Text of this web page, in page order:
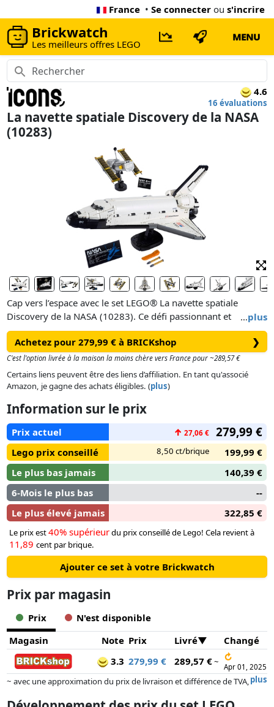
France • Se connecter ou s'incrire
Brickwatch
Les meilleurs offres LEGO
MENU
4.6
16 évaluations
La navette spatiale Discovery de la NASA
(10283)
…plus
Cap vers l’espace avec le set LEGO® La navette spatiale
Discovery de la NASA (10283). Ce défi passionnant et
exigeant de 2 354 pièces vous permet de construire la
navette Discovery et le télescope Hubble, lancé en 1990 lors
de la mission STS-31 de la NASA.
Ce projet détaillé célèbre les exploits fascinants de Discovery.
mission d’exploration dans le cosmos. Ajustez les élevons,
sortez le train d’atterrissage et déployez le bras robot. Le
cockpit s’ouvre pour révéler l’habitacle et le poste de pilotage
avec des sièges pour les 5 membres d’équipage. Le télescope
est équipé de panneaux solaires orientables et d’une trappe.
La navette spatiale et le télescope peuvent être exposés
ensemble ou séparément.
Achetez pour 279,99 € à BRICKshop ❯
C'est l'option livrée à la maison la moins chère vers France pour ~289,57 €
Certains liens peuvent être des liens d’affiliation. En tant qu'associé
Amazon, je gagne des achats éligibles. (plus)
Information sur le prix
Prix actuel ↑ 27,06 € 279,99 €
Lego prix conseillé 8,50 ct/brique
199,99 €
Le plus bas jamais
140,39 €
6-Mois le plus bas
--
Le plus élevé jamais
322,85 €
Le prix est40% supérieurdu prix conseillé de Lego! Cela revient à
11,89 cent par brique.
Ajouter ce set à votre Brickwatch
Prix ​​par magasin
Prix
N'est disponible
Magasin
Note Prix Livré
Changé
3.3 279,99 € 289,57 €~ ↻
Apr 01, 2025
plus
~ avec une approximation du prix de livraison et différence de TVA,